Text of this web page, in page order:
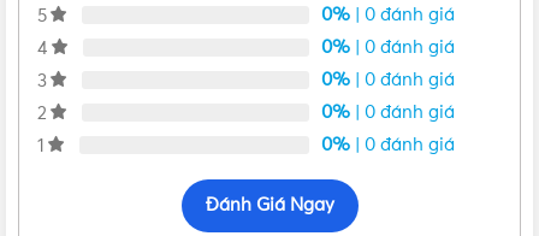
5 0% | 0 đánh giá
4
0% | 0 đánh giá
3
0% | 0 đánh giá
2
0% | 0 đánh giá
1
0% | 0 đánh giá
Đánh Giá Ngay